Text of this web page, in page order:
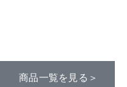
商品一覧を見る＞